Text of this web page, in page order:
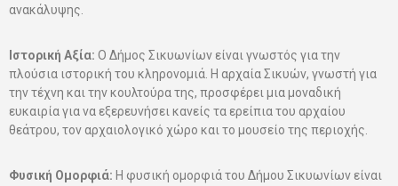
ανακάλυψης.
Ιστορική Αξία: Ο Δήμος Σικυωνίων είναι γνωστός για την
πλούσια ιστορική του κληρονομιά. Η αρχαία Σικυών, γνωστή για
την τέχνη και την κουλτούρα της, προσφέρει μια μοναδική
ευκαιρία για να εξερευνήσει κανείς τα ερείπια του αρχαίου
θεάτρου, τον αρχαιολογικό χώρο και το μουσείο της περιοχής.
Φυσική Ομορφιά: Η φυσική ομορφιά του Δήμου Σικυωνίων είναι